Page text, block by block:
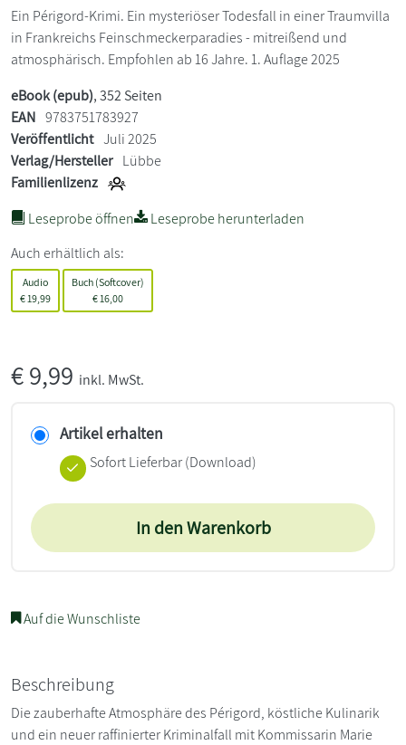
Ein Périgord-Krimi. Ein mysteriöser Todesfall in einer Traumvilla
in Frankreichs Feinschmeckerparadies - mitreißend und
atmosphärisch. Empfohlen ab 16 Jahre. 1. Auflage 2025
eBook (epub), 352 Seiten
EAN 9783751783927
Veröffentlicht Juli 2025
Verlag/Hersteller Lübbe
Familienlizenz
Leseprobe öffnen
Leseprobe herunterladen
Auch erhältlich als:
Audio
€ 19,99
Buch (Softcover)
€ 16,00
€9,99 inkl. MwSt.
Artikel erhalten
Sofort Lieferbar (Download)
In den Warenkorb
Auf die Wunschliste
Beschreibung
Die zauberhafte Atmosphäre des Périgord, köstliche Kulinarik
und ein neuer raffinierter Kriminalfall mit Kommissarin Marie